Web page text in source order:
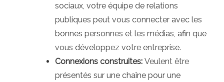
sociaux, votre équipe de relations
publiques peut vous connecter avec les
bonnes personnes et les médias, afin que
vous développez votre entreprise.
Connexions construites: Veulent être
présentés sur une chaîne pour une